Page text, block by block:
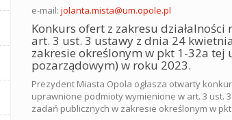
e-mail: jolanta.mista@um.opole.pl
Konkurs ofert z zakresu
art. 3 ust. 3 ustawy z dnia 24
zakresie określonym w pkt 1-32a tej
pozarządowym) w roku 2023.
Prezydent Miasta Opola ogłasza otwarty
uprawnione podmioty wymienione w art. 3 ust.
zadań publicznych w zakresie określonym w pkt